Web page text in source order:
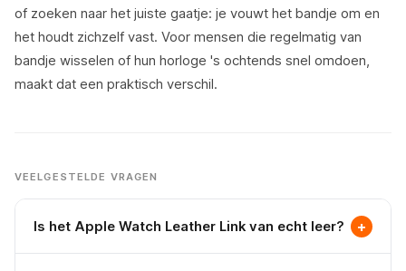
of zoeken naar het juiste gaatje: je vouwt het bandje om en
het houdt zichzelf vast. Voor mensen die regelmatig van
bandje wisselen of hun horloge 's ochtends snel omdoen,
maakt dat een praktisch verschil.
VEELGESTELDE VRAGEN
Is het Apple Watch Leather Link van echt leer? +